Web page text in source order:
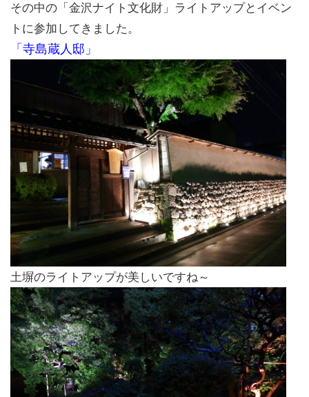
その中の「金沢ナイト文化財」ライトアップとイベン
トに参加してきました。
「寺島蔵人邸」
土塀のライトアップが美しいですね～